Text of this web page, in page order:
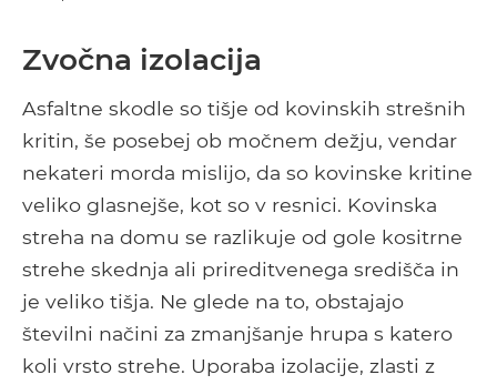
Zvočna izolacija
Asfaltne skodle so tišje od kovinskih strešnih
kritin, še posebej ob močnem dežju, vendar
nekateri morda mislijo, da so kovinske kritine
veliko glasnejše, kot so v resnici. Kovinska
streha na domu se razlikuje od gole kositrne
strehe skednja ali prireditvenega središča in
je veliko tišja. Ne glede na to, obstajajo
številni načini za zmanjšanje hrupa s katero
koli vrsto strehe. Uporaba izolacije, zlasti z